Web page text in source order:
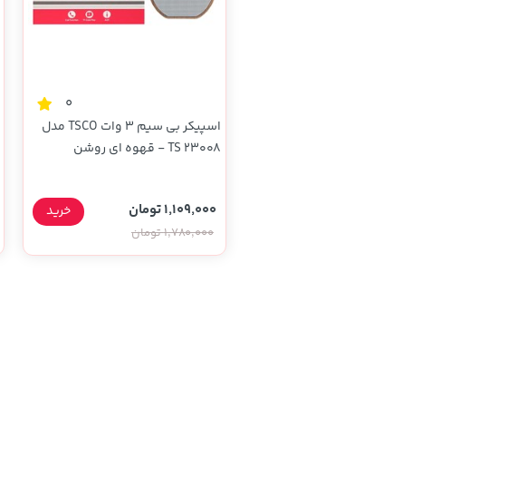
0
اسپیکر بی سیم 3 وات TSCO مدل
TS 23008 - قهوه ای روشن
1,109,000 تومان
1,780,000 تومان
خرید